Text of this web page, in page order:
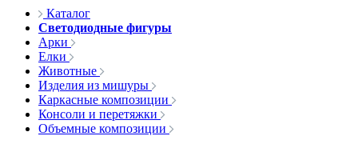
Каталог
Светодиодные фигуры
Арки
Елки
Животные
Изделия из мишуры
Каркасные композиции
Консоли и перетяжки
Объемные композиции